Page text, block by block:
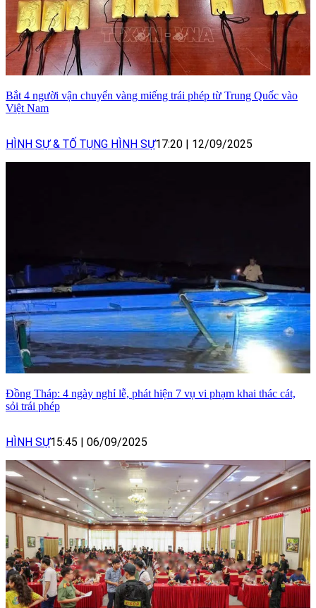
Bắt 4 người vận chuyển vàng miếng trái phép từ Trung Quốc vào
Việt Nam
HÌNH SỰ & TỐ TỤNG HÌNH SỰ17:20 | 12/09/2025
Đồng Tháp: 4 ngày nghỉ lễ, phát hiện 7 vụ vi phạm khai thác cát,
sỏi trái phép
HÌNH SỰ15:45 | 06/09/2025